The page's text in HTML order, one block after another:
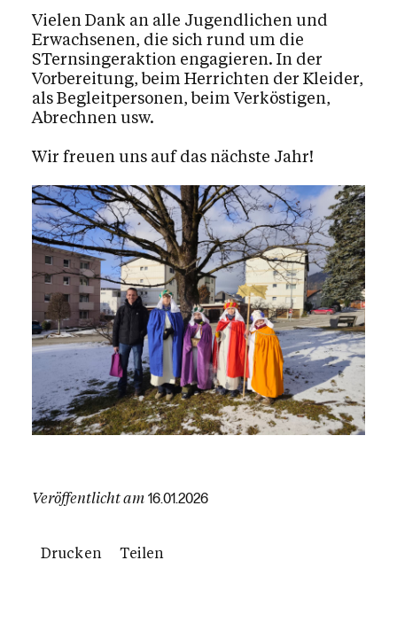
Vielen Dank an alle Jugendlichen und
Erwachsenen, die sich rund um die
STernsingeraktion engagieren. In der
Vorbereitung, beim Herrichten der Kleider,
als Begleitpersonen, beim Verköstigen,
Abrechnen usw.
Wir freuen uns auf das nächste Jahr!
Veröffentlicht am 16.01.2026
Drucken Teilen